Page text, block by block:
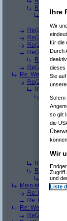
Re(3):
Re(4):
Re(2):
Re(2):
Re(2):
Re(2):
Re(3):
Re(2):
Re: Welches
Re(2):
Re(3):
Re(4):
Re(3):
Re(3):
Re(4):
Mein etwas(
Re: Mein etwas
Re: Mein etwas
Re: Welches
Re(2):
Ihre
Wir
für die
Durch
dieses
Sie
Sofern
so gilt
die
Wir
Zugriff
und
Liste